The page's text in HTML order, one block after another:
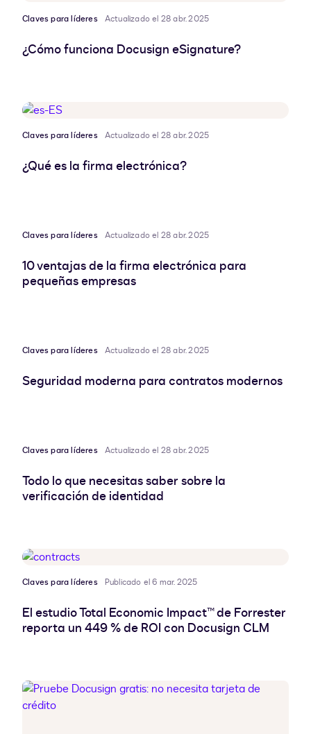
Claves para líderes Actualizado el 28 abr. 2025
¿Cómo funciona Docusign eSignature?
Claves para líderes Actualizado el 28 abr. 2025
¿Qué es la firma electrónica?
Claves para líderes Actualizado el 28 abr. 2025
10 ventajas de la firma electrónica para
pequeñas empresas
Claves para líderes Actualizado el 28 abr. 2025
Seguridad moderna para contratos modernos
Claves para líderes Actualizado el 28 abr. 2025
Todo lo que necesitas saber sobre la
verificación de identidad
Claves para líderes Publicado el 6 mar. 2025
El estudio Total Economic Impact™ de Forrester
reporta un 449 % de ROI con Docusign CLM